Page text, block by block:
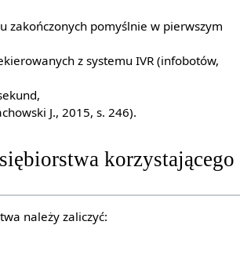
zakończonych pomyślnie w pierwszym
z systemu IVR (infobotów,
J., 2015, s. 246).
korzystającego
należy zaliczyć: